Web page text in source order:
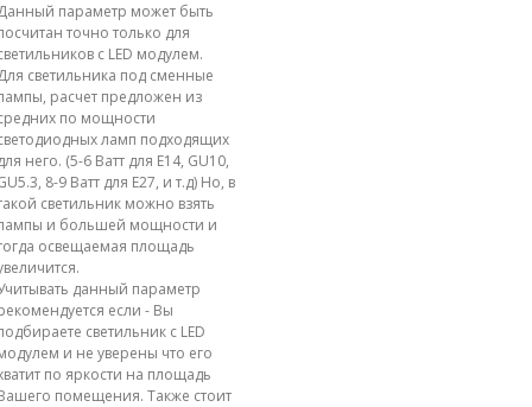
параметр может быть
точно только для
с LED модулем.
светильника под сменные
расчет предложен из
по мощности
ламп подходящих
него. (5-6 Ватт для E14, GU10,
8-9 Ватт для E27, и т.д) Но, в
светильник можно взять
и большей мощности и
освещаемая площадь
данный параметр
если - Вы
светильник с LED
и не уверены что его
по яркости на площадь
помещения. Также стоит